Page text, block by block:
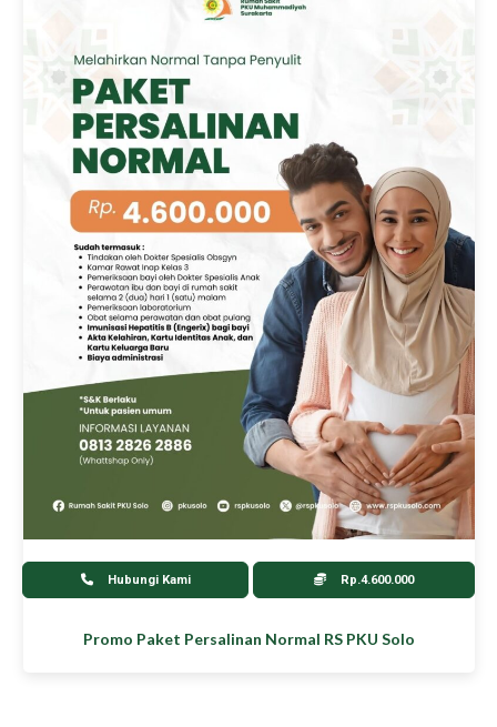
Hubungi Kami Rp.4.600.000
Promo Paket Persalinan Normal RS PKU Solo